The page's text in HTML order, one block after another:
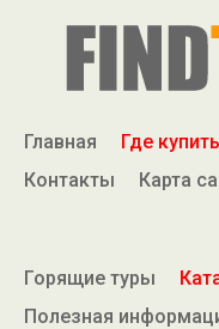
Главная Где купить
Контакты
Карта
Горящие туры
Полезная